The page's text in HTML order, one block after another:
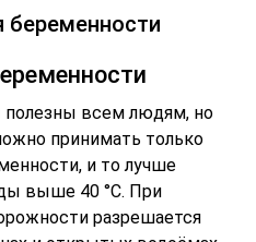
беременности
полезны всем людям, но
принимать только
и то лучше
выше 40 °C. При
разрешается